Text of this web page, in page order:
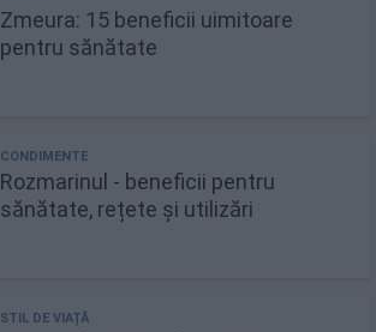
Zmeura: 15 beneficii uimitoare
pentru sănătate
Rozmarinul - beneficii pentru
sănătate, rețete și utilizări